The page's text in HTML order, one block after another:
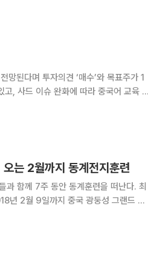
개하는
망된다며 투자의견 ‘매수’와 목표주가 1
는 2월까지 동계전지훈련
함께 7주 동안 동계훈련을 떠난다. 최
년 2월 9일까지 중국 광둥성 그랜드 레